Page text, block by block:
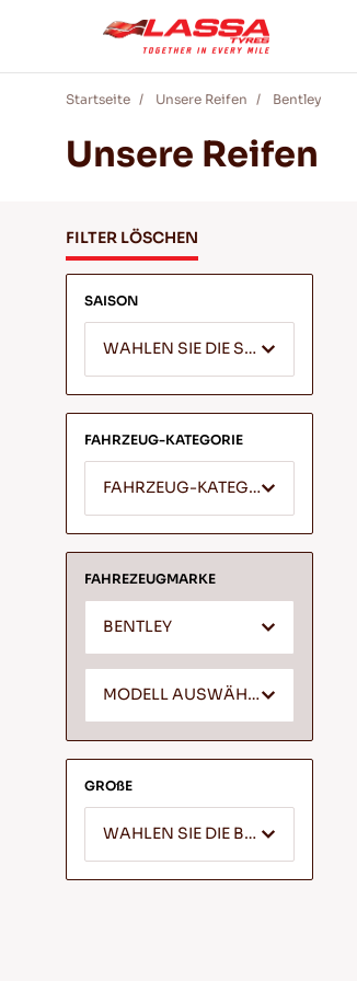
Startseite Unsere Reifen Bentley
Unsere Reifen
FILTER LÖSCHEN
SAISON
WAHLEN SIE DIE SAISON
FAHRZEUG-KATEGORIE
FAHRZEUG-KATEGORIE
FAHREZEUGMARKE
BENTLEY
MODELL AUSWÄHLEN *
GROßE
WAHLEN SIE DIE BREITE